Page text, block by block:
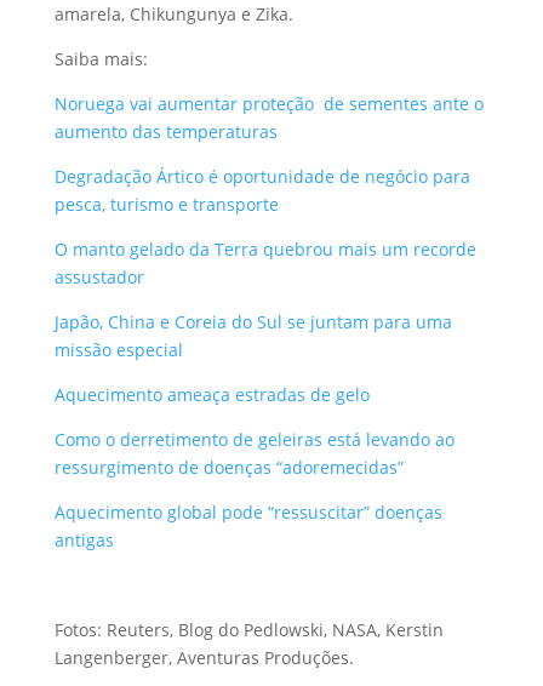
amarela, Chikungunya e Zika.
Saiba mais:
Noruega vai aumentar proteção de sementes ante o
aumento das temperaturas
Degradação Ártico é oportunidade de negócio para
pesca, turismo e transporte
O manto gelado da Terra quebrou mais um recorde
assustador
Japão, China e Coreia do Sul se juntam para uma
missão especial
Aquecimento ameaça estradas de gelo
Como o derretimento de geleiras está levando ao
ressurgimento de doenças “adoremecidas”
Aquecimento global pode “ressuscitar” doenças
antigas
Fotos: Reuters, Blog do Pedlowski, NASA, Kerstin
Langenberger, Aventuras Produções.